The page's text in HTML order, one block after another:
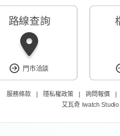
路線查詢
門市洽談
服務條款❘ 隱私權政策❘ 詢問報價
艾瓦奇 Iwatch